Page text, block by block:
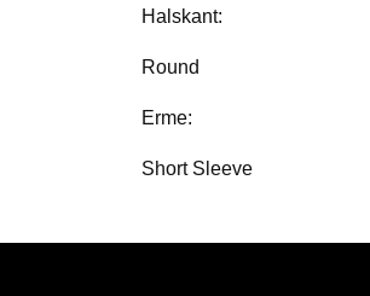
Halskant:
Round
Erme:
Short Sleeve